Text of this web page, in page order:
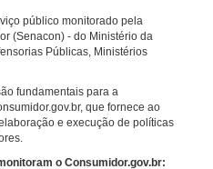
público monitorado pela
(Senacon) - do Ministério da
Públicas, Ministérios
fundamentais para a
que fornece ao
e execução de políticas
o Consumidor.gov.br: